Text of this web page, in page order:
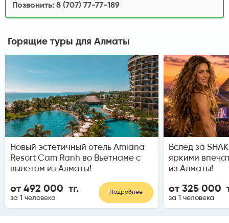
Позвонить: 8 (707) 77-77-189
Горящие туры для Алматы
Новый эстетичный отель Amiana
Resort Cam Ranh во Вьетнаме с
вылетом из Алматы!
от 492 000 тг.
за 1 человека
Подробнее
Вслед за
яркими
из Алматы!
от 325 000
за 1 человека